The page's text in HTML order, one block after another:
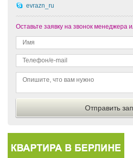
evrazn_ru
Оставьте заявку на звонок менеджера